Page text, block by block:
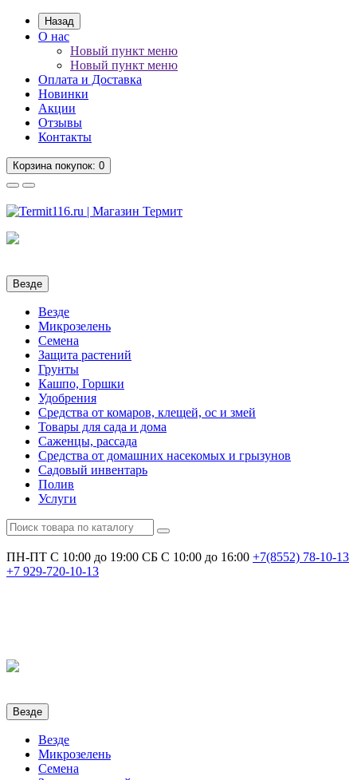
Назад
О нас
Новый пункт меню
Новый пункт меню
Оплата и Доставка
Новинки
Акции
Отзывы
Контакты
Корзинапокупок: 0
Везде
Везде
Микрозелень
Семена
Защита растений
Грунты
Кашпо, Горшки
Удобрения
Средства от комаров, клещей, ос и змей
Товары для сада и дома
Саженцы, рассада
Средства от домашних насекомых и грызунов
Садовый инвентарь
Полив
Услуги
ПН-ПТ С 10:00 до 19:00 СБ С 10:00 до 16:00 +7(8552) 78-10-13
+7 929-720-10-13
Везде
Везде
Микрозелень
Семена